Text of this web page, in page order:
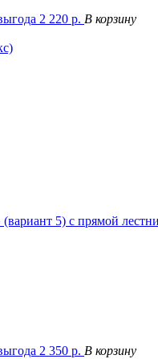
2 220 р. В корзину
5) с прямой
2 350 р. В корзину